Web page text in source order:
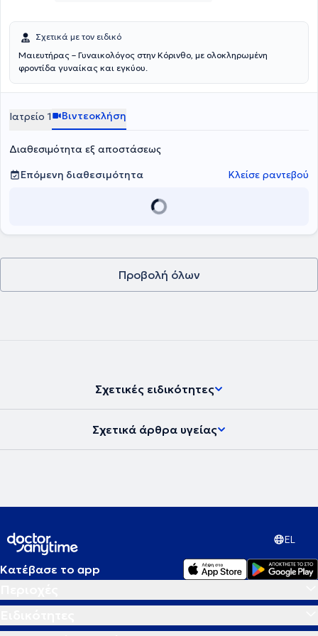
Σχετικά με τον ειδικό
Μαιευτήρας – Γυναικολόγος στην Κόρινθο, με ολοκληρωμένη
φροντίδα γυναίκας και εγκύου.
Ιατρείο 1 Βιντεοκλήση
Διαθεσιμότητα εξ αποστάσεως
Επόμενη διαθεσιμότητα
Κλείσε ραντεβού
Προβολή όλων
Σχετικές ειδικότητες
Σχετικά άρθρα υγείας
EL
Κατέβασε το app